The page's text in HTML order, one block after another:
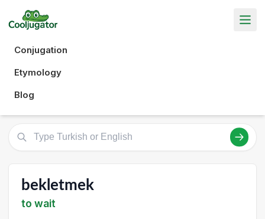
Conjugation
Etymology
Blog
bekletmek
to wait